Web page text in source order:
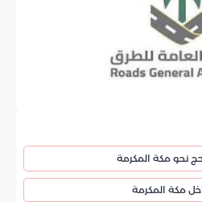
نحو مكة المكرمة
مكة المكرمة